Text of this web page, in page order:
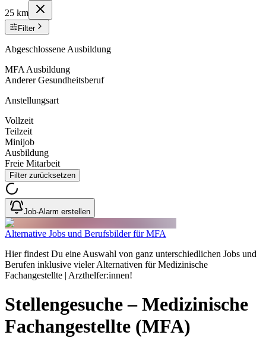
25 km
Filter
Abgeschlossene Ausbildung
MFA Ausbildung
Anderer Gesundheitsberuf
Anstellungsart
Vollzeit
Teilzeit
Minijob
Ausbildung
Freie Mitarbeit
Filter zurücksetzen
Job-Alarm erstellen
Alternative Jobs und Berufsbilder für MFA
Hier findest Du eine Auswahl von ganz unterschiedlichen Jobs und
Berufen inklusive vieler Alternativen für Medizinische
Fachangestellte | Arzthelfer:innen!
Stellengesuche– Medizinische
Fachangestellte (MFA)